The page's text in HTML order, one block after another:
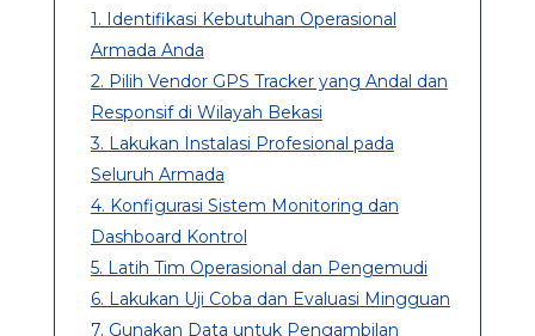
1. Identifikasi Kebutuhan Operasional
Armada Anda
2. Pilih Vendor GPS Tracker yang Andal dan
Responsif di Wilayah Bekasi
3. Lakukan Instalasi Profesional pada
Seluruh Armada
4. Konfigurasi Sistem Monitoring dan
Dashboard Kontrol
5. Latih Tim Operasional dan Pengemudi
6. Lakukan Uji Coba dan Evaluasi Mingguan
7. Gunakan Data untuk Pengambilan